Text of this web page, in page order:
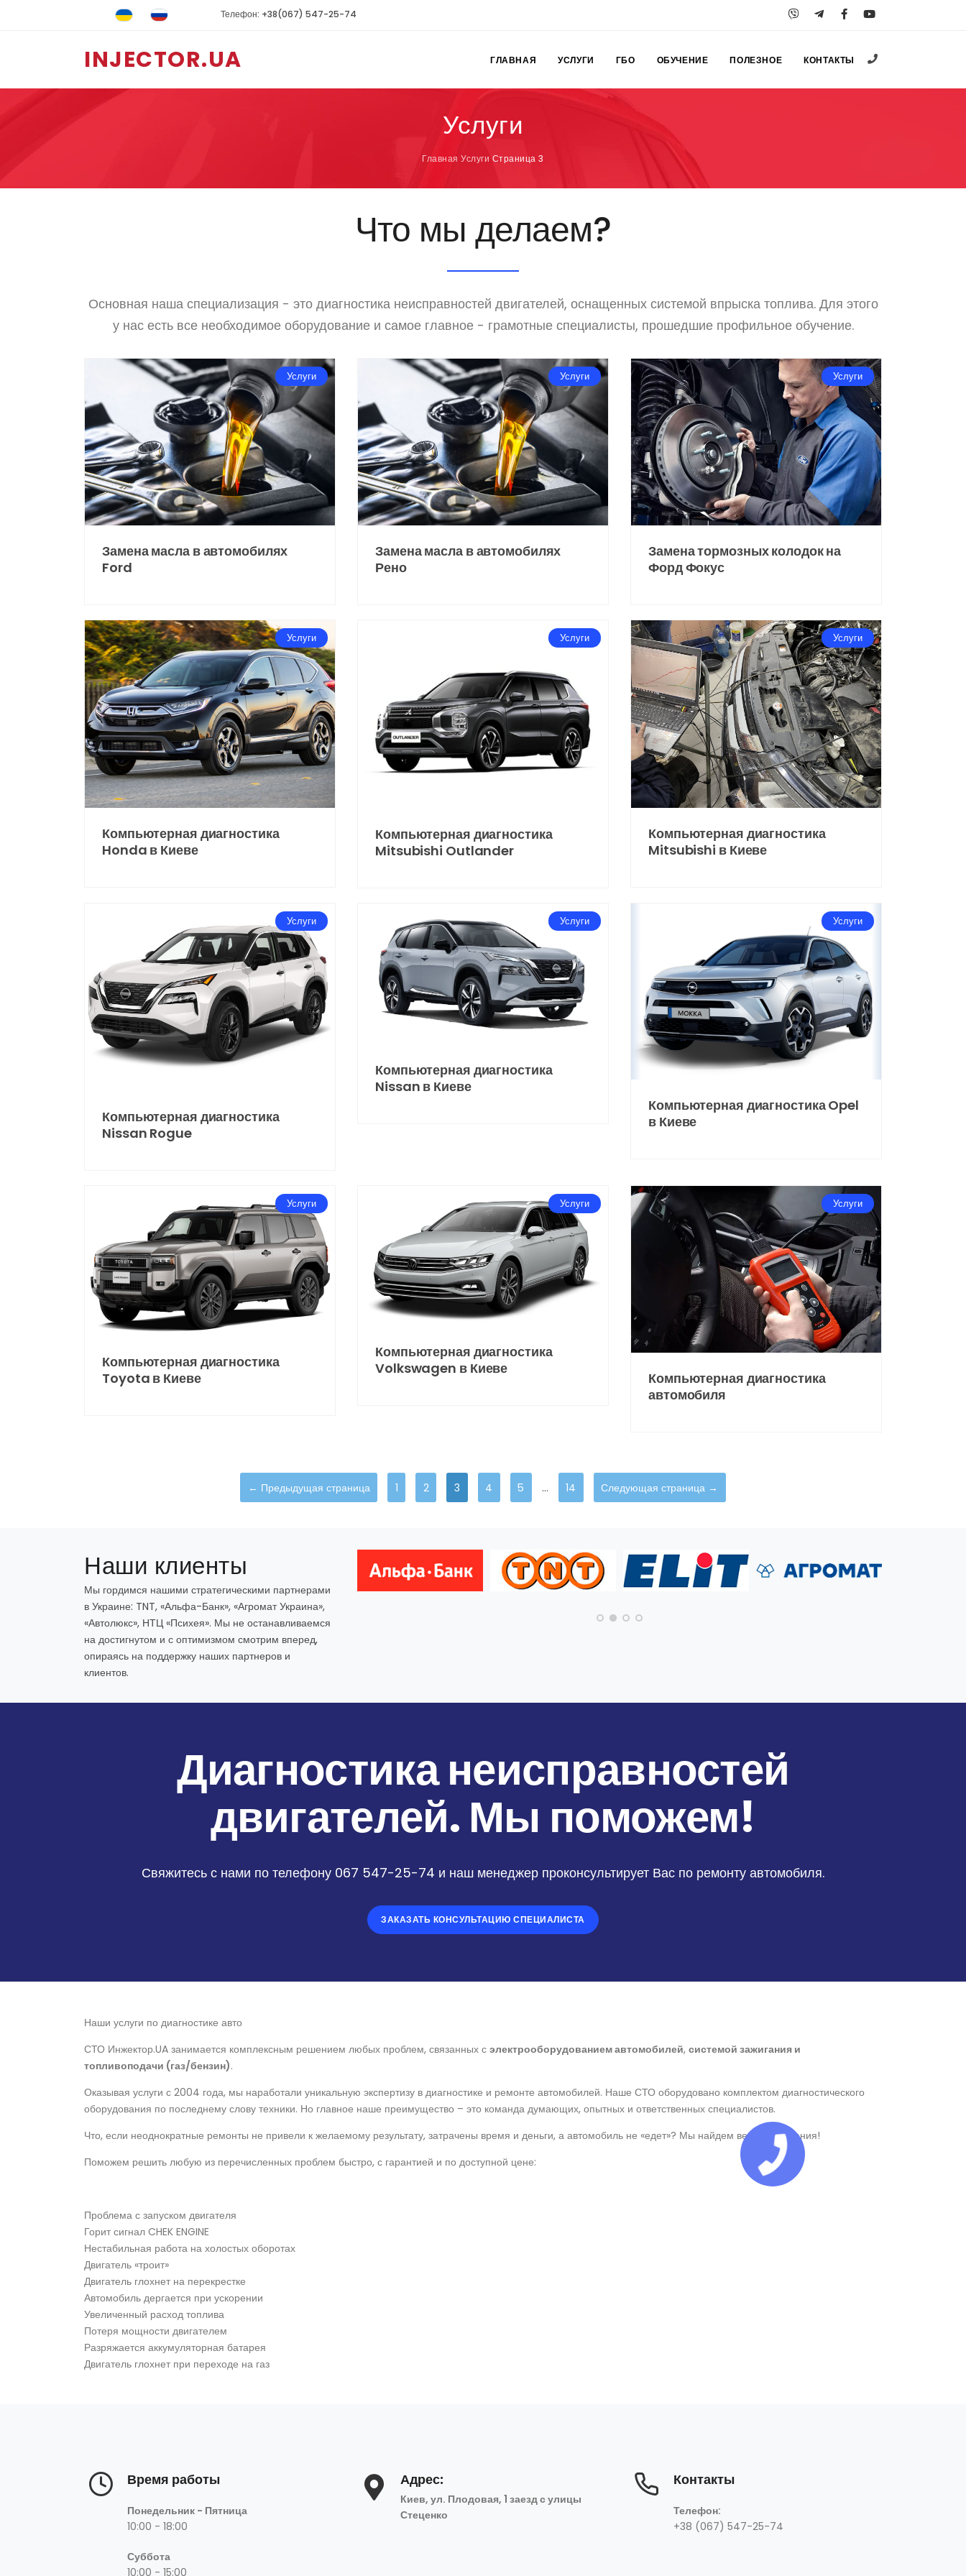
Телефон: +38(067) 547-25-74
INJECTOR.UA +38 (067) 547-
ГЛАВНАЯ УСЛУГИ ГБО ОБУЧЕНИЕ ПОЛЕЗНОЕ КОНТАКТЫ
Услуги
Главная Услуги Страница 3
Что мы делаем?
Основная наша специализация - это диагностика неисправностей двигателей, оснащенных системой впрыска топлива. Для этого
у нас есть все необходимое оборудование и самое главное - грамотные специалисты, прошедшие профильное обучение.
Услуги
Замена масла в автомобилях
Ford
Услуги
Замена масла в автомобилях
Рено
Услуги
Замена тормозных колодок на
Форд Фокус
Услуги
Компьютерная диагностика
Honda в Киеве
Услуги
Компьютерная диагностика
Mitsubishi Outlander
Услуги
Компьютерная диагностика
Mitsubishi в Киеве
Услуги
Компьютерная диагностика
Nissan Rogue
Услуги
Компьютерная диагностика
Nissan в Киеве
Услуги
Компьютерная диагностика Opel
в Киеве
Услуги
Компьютерная диагностика
Toyota в Киеве
Услуги
Компьютерная диагностика
Volkswagen в Киеве
Услуги
Компьютерная диагностика
автомобиля
← Предыдущая страница 1 2 3 4 5 … 14 Следующая страница →
Наши клиенты
Мы гордимся нашими стратегическими партнерами
в Украине: TNT, «Альфа-Банк», «Агромат Украина»,
«Автолюкс», НТЦ «Психея». Мы не останавливаемся
на достигнутом и с оптимизмом смотрим вперед,
опираясь на поддержку наших партнеров и
клиентов.
Диагностика неисправностей
двигателей. Мы поможем!
Свяжитесь с нами по телефону 067 547-25-74 и наш менеджер проконсультирует Вас по ремонту автомобиля.
ЗАКАЗАТЬ КОНСУЛЬТАЦИЮ СПЕЦИАЛИСТА
Наши услуги по диагностике авто
СТО Инжектор.UA занимается комплексным решением любых проблем, связанных с электрооборудованием автомобилей, системой зажигания и
топливоподачи (газ/бензин).
Оказывая услуги с 2004 года, мы наработали уникальную экспертизу в диагностике и ремонте автомобилей. Наше СТО оборудовано комплектом диагностического
оборудования по последнему слову техники. Но главное наше преимущество – это команда думающих, опытных и ответственных специалистов.
Что, если неоднократные ремонты не привели к желаемому результату, затрачены время и деньги, а автомобиль не «едет»? Мы найдем верные решения!
Поможем решить любую из перечисленных проблем быстро, с гарантией и по доступной цене:
Проблема с запуском двигателя
Горит сигнал CHEK ENGINE
Нестабильная работа на холостых оборотах
Двигатель «троит»
Двигатель глохнет на перекрестке
Автомобиль дергается при ускорении
Увеличенный расход топлива
Потеря мощности двигателем
Разряжается аккумуляторная батарея
Двигатель глохнет при переходе на газ
Время работы
Понедельник - Пятница
10:00 - 18:00
Суббота
10:00 - 15:00
Адрес:
Киев, ул. Плодовая, 1 заезд с улицы
Стеценко
+38 (067) 547-25-74
Контакты
Телефон:
+38 (067) 547-25-74